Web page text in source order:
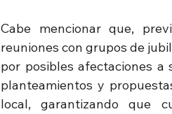
Cabe mencionar que,
reuniones con grupos de
por posibles afectaciones a
planteamientos y
local, garantizando que